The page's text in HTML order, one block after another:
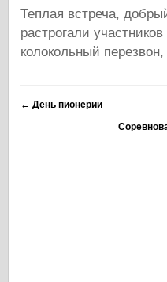
Теплая встреча,
растрогали
колокольный
← День пионерии